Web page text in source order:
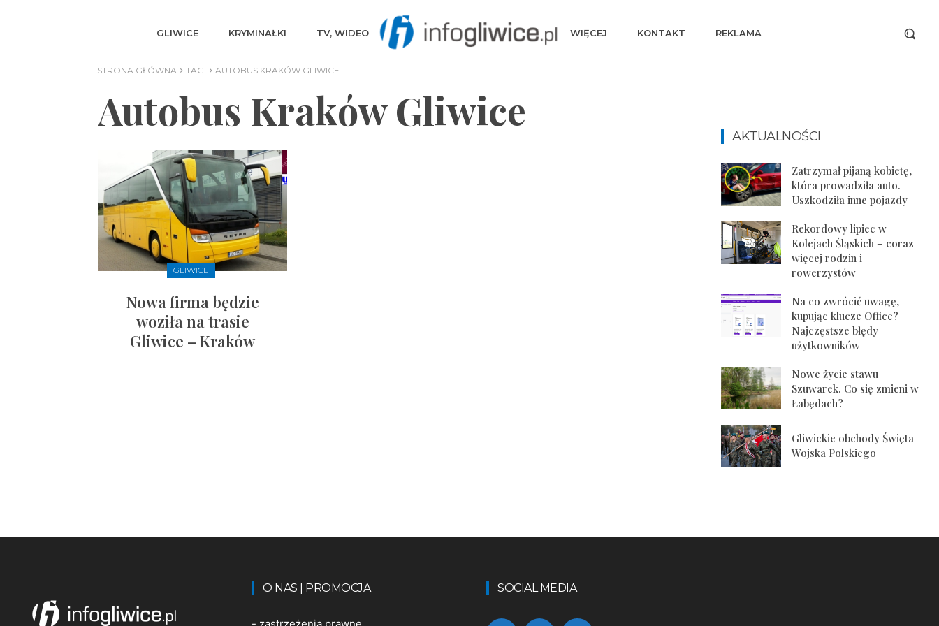
GLIWICE KRYMINAŁKI TV, WIDEO WIĘCEJ KONTAKT REKLAMA
STRONA GŁÓWNA TAGI AUTOBUS KRAKÓW GLIWICE
Autobus Kraków Gliwice
GLIWICE
Nowa firma będzie
woziła na trasie
Gliwice – Kraków
AKTUALNOŚCI
Zatrzymał pijaną kobietę,
która prowadziła auto.
Uszkodziła inne pojazdy
Rekordowy lipiec w
Kolejach Śląskich – coraz
więcej rodzin i
rowerzystów
Na co zwrócić uwagę,
kupując klucze Office?
Najczęstsze błędy
użytkowników
Nowe życie stawu
Szuwarek. Co się zmieni w
Łabędach?
Gliwickie obchody Święta
Wojska Polskiego
O NAS | PROMOCJA
- zastrzeżenia prawne
SOCIAL MEDIA